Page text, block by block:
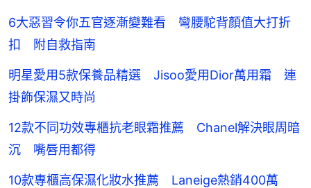
6大惡習令你五官逐漸變難看 彎腰駝背顏值大打折
扣 附自救指南
明星愛用5款保養品精選 Jisoo愛用Dior萬用霜 連
掛飾保濕又時尚
12款不同功效專櫃抗老眼霜推薦 Chanel解決眼周暗
沉 嘴唇用都得
10款專櫃高保濕化妝水推薦 Laneige熱銷400萬